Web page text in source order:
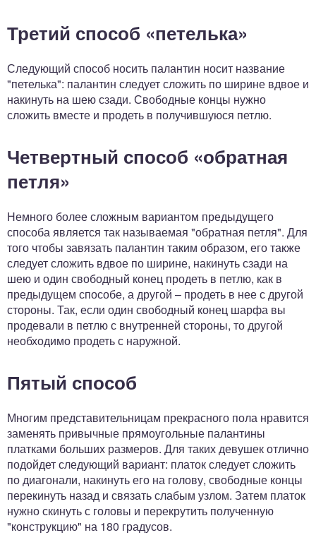
Третий способ «петелька»
Следующий способ носить палантин носит название
"петелька": палантин следует сложить по ширине вдвое и
накинуть на шею сзади. Свободные концы нужно
сложить вместе и продеть в получившуюся петлю.
Четвертный способ «обратная
петля»
Немного более сложным вариантом предыдущего
способа является так называемая "обратная петля". Для
того чтобы завязать палантин таким образом, его также
следует сложить вдвое по ширине, накинуть сзади на
шею и один свободный конец продеть в петлю, как в
предыдущем способе, а другой – продеть в нее с другой
стороны. Так, если один свободный конец шарфа вы
продевали в петлю с внутренней стороны, то другой
необходимо продеть с наружной.
Пятый способ
Многим представительницам прекрасного пола нравится
заменять привычные прямоугольные палантины
платками больших размеров. Для таких девушек отлично
подойдет следующий вариант: платок следует сложить
по диагонали, накинуть его на голову, свободные концы
перекинуть назад и связать слабым узлом. Затем платок
нужно скинуть с головы и перекрутить полученную
"конструкцию" на 180 градусов.